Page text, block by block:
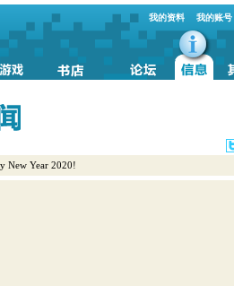
我的资料 我的账号
New Year 2020!